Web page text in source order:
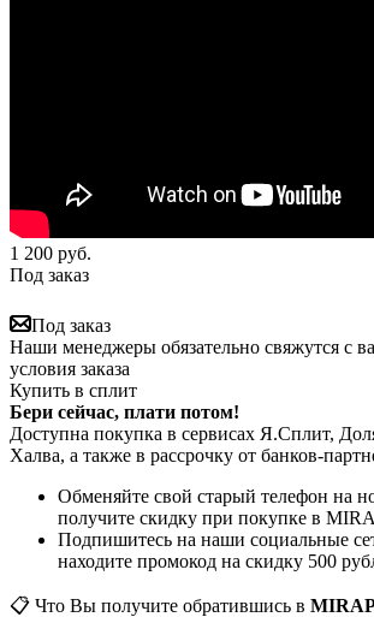
1 200 руб.
Под заказ
Под заказ
Наши менеджеры обязательно свяжутся с
условия заказа
Купить в сплит
Бери сейчас, плати потом!
Доступна покупка в сервисах Я.Сплит,
Халва, а также в рассрочку от банков-
Обменяйте свой старый телефон на
получите скидку при покупке в
Подпишитесь на наши социальные
находите промокод на скидку 500
📋 Что Вы получите обратившись в